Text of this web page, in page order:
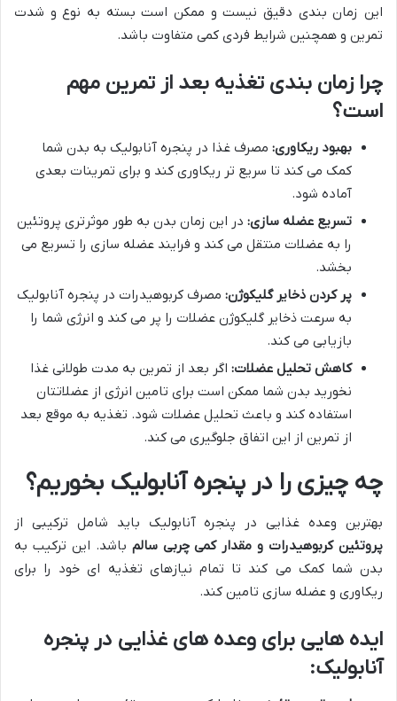
این زمان بندی دقیق نیست و ممکن است بسته به نوع و شدت
تمرین و همچنین شرایط فردی کمی متفاوت باشد.
چرا زمان بندی تغذیه بعد از تمرین مهم
است؟
بهبود ریکاوری: مصرف غذا در پنجره آنابولیک به بدن شما
کمک می کند تا سریع تر ریکاوری کند و برای تمرینات بعدی
آماده شود.
تسریع عضله سازی: در این زمان بدن به طور موثرتری پروتئین
را به عضلات منتقل می کند و فرایند عضله سازی را تسریع می
بخشد.
پر کردن ذخایر گلیکوژن: مصرف کربوهیدرات در پنجره آنابولیک
به سرعت ذخایر گلیکوژن عضلات را پر می کند و انرژی شما را
بازیابی می کند.
کاهش تحلیل عضلات: اگر بعد از تمرین به مدت طولانی غذا
نخورید بدن شما ممکن است برای تامین انرژی از عضلاتتان
استفاده کند و باعث تحلیل عضلات شود. تغذیه به موقع بعد
از تمرین از این اتفاق جلوگیری می کند.
چه چیزی را در پنجره آنابولیک بخوریم؟
بهترین وعده غذایی در پنجره آنابولیک باید شامل ترکیبی از
پروتئین کربوهیدرات و مقدار کمی چربی سالم باشد. این ترکیب به
بدن شما کمک می کند تا تمام نیازهای تغذیه ای خود را برای
ریکاوری و عضله سازی تامین کند.
ایده هایی برای وعده های غذایی در پنجره
آنابولیک: